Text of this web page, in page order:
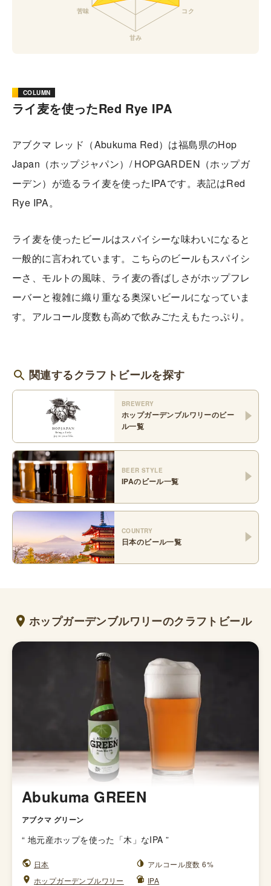
COLUMN
ライ麦を使ったRed Rye IPA
アブクマ レッド（Abukuma Red）は福島県のHop
Japan（ホップジャパン）/ HOPGARDEN（ホップガ
ーデン）が造るライ麦を使ったIPAです。表記はRed
Rye IPA。
ライ麦を使ったビールはスパイシーな味わいになると
一般的に言われています。こちらのビールもスパイシ
ーさ、モルトの風味、ライ麦の香ばしさがホップフレ
ーバーと複雑に織り重なる奥深いビールになっていま
す。アルコール度数も高めで飲みごたえもたっぷり。
関連するクラフトビールを探す
BREWERY
ホップガーデンブルワリーのビー
ル一覧
BEER STYLE
IPAのビール一覧
COUNTRY
日本のビール一覧
ホップガーデンブルワリーのクラフトビール
Abukuma GREEN
アブクマ グリーン
“ 地元産ホップを使った「木」なIPA ”
日本
アルコール度数 6%
ホップガーデンブルワリー
IPA